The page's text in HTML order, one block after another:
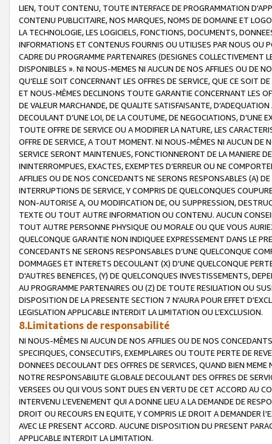
LIEN, TOUT CONTENU, TOUTE INTERFACE DE PROGRAMMATION
CONTENU PUBLICITAIRE, NOS MARQUES, NOMS DE DOMAINE ET
LA TECHNOLOGIE, LES LOGICIELS, FONCTIONS, DOCUMENTS,
INFORMATIONS ET CONTENUS FOURNIS OU UTILISES PAR NOUS OU
CADRE DU PROGRAMME PARTENAIRES (DESIGNES COLLECTIVEMENT
DISPONIBLES ». NI NOUS-MEMES NI AUCUN DE NOS AFFILIES OU DE
QU’ELLE SOIT CONCERNANT LES OFFRES DE SERVICE, QUE CE SOIT
ET NOUS-MÊMES DECLINONS TOUTE GARANTIE CONCERNANT LES
DE VALEUR MARCHANDE, DE QUALITE SATISFAISANTE,
DECOULANT D’UNE LOI, DE LA COUTUME, DE NEGOCIATIONS, D’UNE
TOUTE OFFRE DE SERVICE OU A MODIFIER LA NATURE, LES
OFFRE DE SERVICE, A TOUT MOMENT. NI NOUS-MÊMES NI AUCUN DE
SERVICE SERONT MAINTENUES, FONCTIONNERONT DE LA MANIERE
ININTERROMPUES, EXACTES, EXEMPTES D’ERREUR OU NE
AFFILIES OU DE NOS CONCEDANTS NE SERONS RESPONSABLES (A)
INTERRUPTIONS DE SERVICE, Y COMPRIS DE QUELCONQUES
NON-AUTORISE A, OU MODIFICATION DE, OU SUPPRESSION,
TEXTE OU TOUT AUTRE INFORMATION OU CONTENU. AUCUN
TOUT AUTRE PERSONNE PHYSIQUE OU MORALE OU QUE VOUS
QUELCONQUE GARANTIE NON INDIQUEE EXPRESSEMENT DANS LE
CONCEDANTS NE SERONS RESPONSABLES D’UNE QUELCONQUE
DOMMAGES ET INTERETS DECOULANT (X) D'UNE QUELCONQUE
D'AUTRES BENEFICES, (Y) DE QUELCONQUES INVESTISSEMENTS,
AU PROGRAMME PARTENAIRES OU (Z) DE TOUTE RESILIATION OU
DISPOSITION DE LA PRESENTE SECTION 7 N'AURA POUR EFFET
LEGISLATION APPLICABLE INTERDIT LA LIMITATION OU L’EXCLUSION.
8.Limitations de responsabilité
NI NOUS-MÊMES NI AUCUN DE NOS AFFILIES OU DE NOS
SPECIFIQUES, CONSECUTIFS, EXEMPLAIRES OU TOUTE PERTE DE
DONNEES DECOULANT DES OFFRES DE SERVICES, QUAND BIEN
NOTRE RESPONSABILITE GLOBALE DECOULANT DES OFFRES DE
VERSEES OU QUI VOUS SONT DUES EN VERTU DE CET ACCORD AU
INTERVENU L’EVENEMENT QUI A DONNE LIEU A LA DEMANDE DE
DROIT OU RECOURS EN EQUITE, Y COMPRIS LE DROIT A DEMANDER
AVEC LE PRESENT ACCORD. AUCUNE DISPOSITION DU PRESENT
APPLICABLE INTERDIT LA LIMITATION.